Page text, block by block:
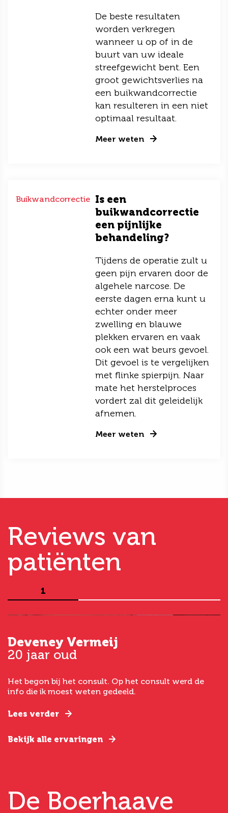
De beste resultaten
worden verkregen
wanneer u op of in de
buurt van uw ideale
streefgewicht bent. Een
groot gewichtsverlies na
een buikwandcorrectie
kan resulteren in een niet
optimaal resultaat.
Meer weten
Buikwandcorrectie Is een
buikwandcorrectie
een pijnlijke
behandeling?
Tijdens de operatie zult u
geen pijn ervaren door de
algehele narcose. De
eerste dagen erna kunt u
echter onder meer
zwelling en blauwe
plekken ervaren en vaak
ook een wat beurs gevoel.
Dit gevoel is te vergelijken
met flinke spierpijn. Naar
mate het herstelproces
vordert zal dit geleidelijk
afnemen.
Meer weten
Reviews van
patiënten
1
Deveney Vermeij
20 jaar oud
Het begon bij het consult. Op het consult werd de
info die ik moest weten gedeeld.
Lees verder
Bekijk alle ervaringen
De Boerhaave